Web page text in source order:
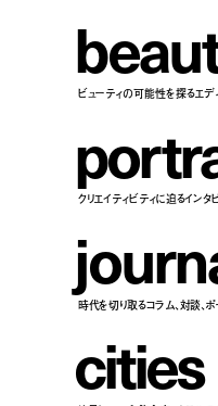
beau
ビューティの可能性を探るエデ
portr
クリエイティビティに迫るインタ
journ
時代を切り取るコラム、対談、
cities